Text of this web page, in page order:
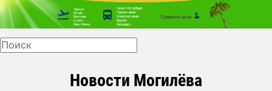
Новости Могилёва